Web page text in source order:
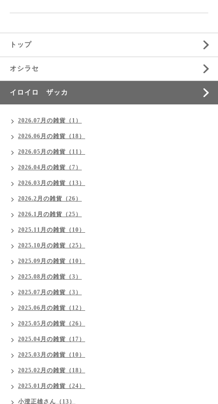
トップ
オシラセ
イロイロ ザッカ
2026.07月の雑貨（1）
2026.06月の雑貨（18）
2026.05月の雑貨（11）
2026.04月の雑貨（7）
2026.03月の雑貨（13）
2026.2月の雑貨（26）
2026.1月の雑貨（25）
2025.11月の雑貨（10）
2025.10月の雑貨（25）
2025.09月の雑貨（10）
2025.08月の雑貨（3）
2025.07月の雑貨（3）
2025.06月の雑貨（12）
2025.05月の雑貨（26）
2025.04月の雑貨（17）
2025.03月の雑貨（10）
2025.02月の雑貨（18）
2025.01月の雑貨（24）
小澄正雄さん（13）